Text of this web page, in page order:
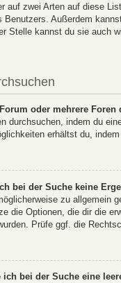
auf zwei Arten auf diese
Benutzers. Außerdem
Stelle kannst du sie auch
oder mehrere Foren
durchsuchen, indem du
erhältst du,
bei der Suche keine
zu allgemein
die Optionen, die dir die
Prüfe ggf. die
ich bei der Suche eine